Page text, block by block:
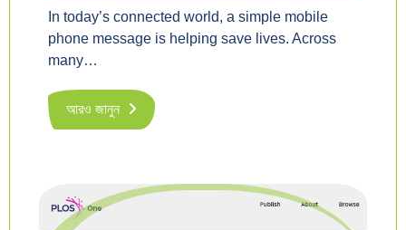
In today’s connected world, a simple mobile
phone message is helping save lives. Across
many…
আরও জানুন